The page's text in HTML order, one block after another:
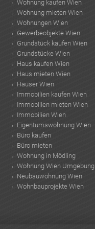
Wohnung kaufen Wien
Wohnung mieten Wien
Wohnungen Wien
Gewerbeobjekte Wien
Grundstück kaufen Wien
Grundstücke Wien
Haus kaufen Wien
Haus mieten Wien
Häuser Wien
Immobilien kaufen Wien
Immobilien mieten Wien
Immobilien Wien
Eigentumswohnung Wien
Büro kaufen
Büro mieten
Wohnung in Mödling
Wohnung Wien Umgebung
Neubauwohnung Wien
Wohnbauprojekte Wien